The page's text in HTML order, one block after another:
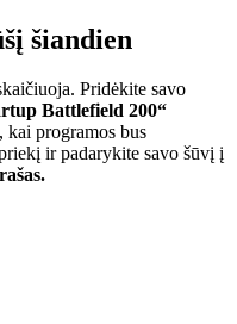
šiandien
Pridėkite savo
Battlefield 200“
kai programos bus
ir padarykite savo šūvį į